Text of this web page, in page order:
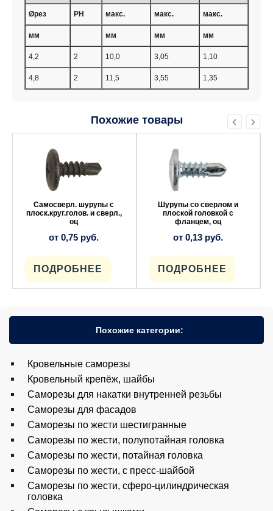
Øрез PH макс. макс. макс.
мм мм мм мм
4,2 2 10,0 3,05 1,10
4,8 2 11,5 3,55 1,35
Похожие товары
Самосверл. шурупы с
плоск.круг.голов. и сверл.,
оц
от0,75 руб.
ПОДРОБНЕЕ
несколько
вариаций.
выбрать
на
странице
Шурупы со сверлом и
плоской головкой с
фланцем, оц
от 0,13 руб.
ПОДРОБНЕЕ
несколько
вариаций.
выбрать
странице
Похожие категории:
Кровельные саморезы
Кровельный крепёж, шайбы
Саморезы для накатки внутренней резьбы
Саморезы для фасадов
Саморезы по жести шестигранные
Саморезы по жести, полупотайная головка
Саморезы по жести, потайная головка
Саморезы по жести, с пресс-шайбой
Саморезы по жести, сферо-цилиндрическая
головка